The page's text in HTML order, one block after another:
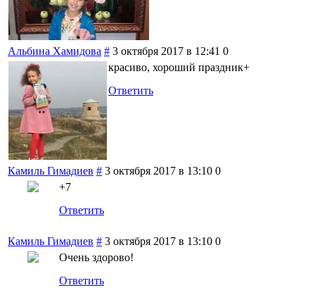
Альбина Хамидова # 3 октября 2017 в 12:41 0
красиво, хороший праздник+
Ответить
Камиль Гимадиев # 3 октября 2017 в 13:10 0
+7
Ответить
Камиль Гимадиев # 3 октября 2017 в 13:10 0
Очень здорово!
Ответить